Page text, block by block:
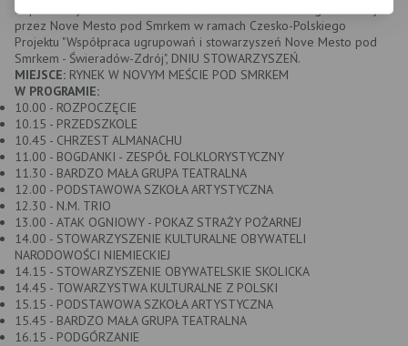
Zapraszamy Państwa 18 CZERWCA BR. do udziału w organizowanym
przez Nove Mesto pod Smrkem w ramach Czesko-Polskiego
Projektu "Współpraca ugrupowań i stowarzyszeń Nove Mesto pod
Smrkem - Świeradów-Zdrój", DNIU STOWARZYSZEŃ.
MIEJSCE: RYNEK W NOVYM MEŚCIE POD SMRKEM
W PROGRAMIE:
10.00 - ROZPOCZĘCIE
10.15 - PRZEDSZKOLE
10.45 - CHRZEST ALMANACHU
11.00 - BOGDANKI - ZESPÓŁ FOLKLORYSTYCZNY
11.30 - BARDZO MAŁA GRUPA TEATRALNA
12.00 - PODSTAWOWA SZKOŁA ARTYSTYCZNA
12.30 - N.M. TRIO
13.00 - ATAK OGNIOWY - POKAZ STRAŻY POŻARNEJ
14.00 - STOWARZYSZENIE KULTURALNE OBYWATELI
NARODOWOŚCI NIEMIECKIEJ
14.15 - STOWARZYSZENIE OBYWATELSKIE SKOLICKA
14.45 - TOWARZYSTWA KULTURALNE Z POLSKI
15.15 - PODSTAWOWA SZKOŁA ARTYSTYCZNA
15.45 - BARDZO MAŁA GRUPA TEATRALNA
16.15 - PODGÓRZANIE